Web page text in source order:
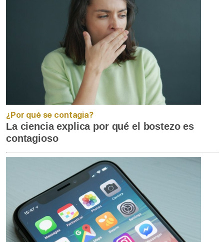
¿Por qué se contagia?
La ciencia explica por qué el bostezo es
contagioso